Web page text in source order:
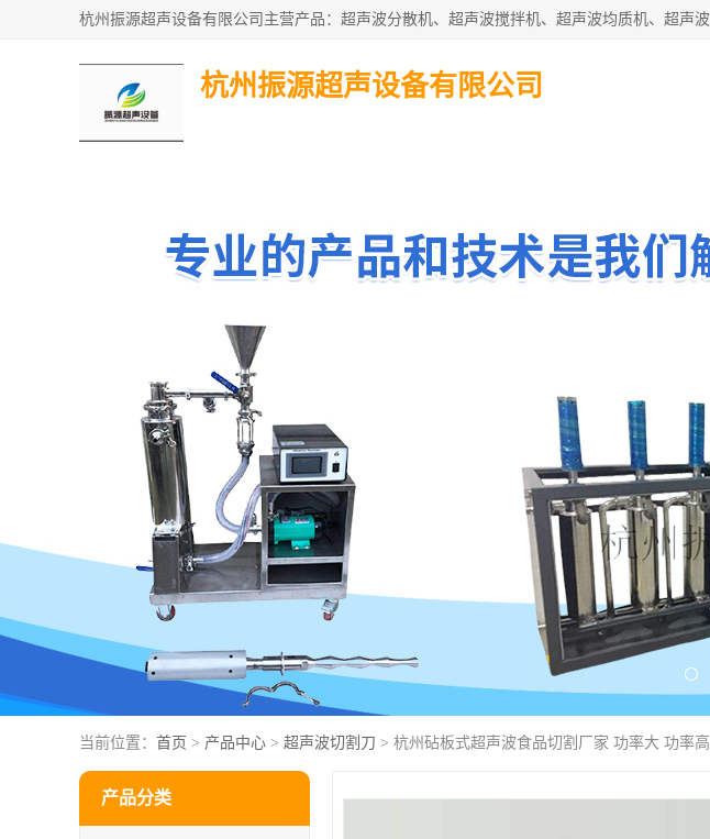
杭州振源超声设备有限公司
当前位置： 首页 > 产品中心 > 超声波切割刀 > 杭州砧板式超声波食品切割厂家 功率大 功率高
产品分类